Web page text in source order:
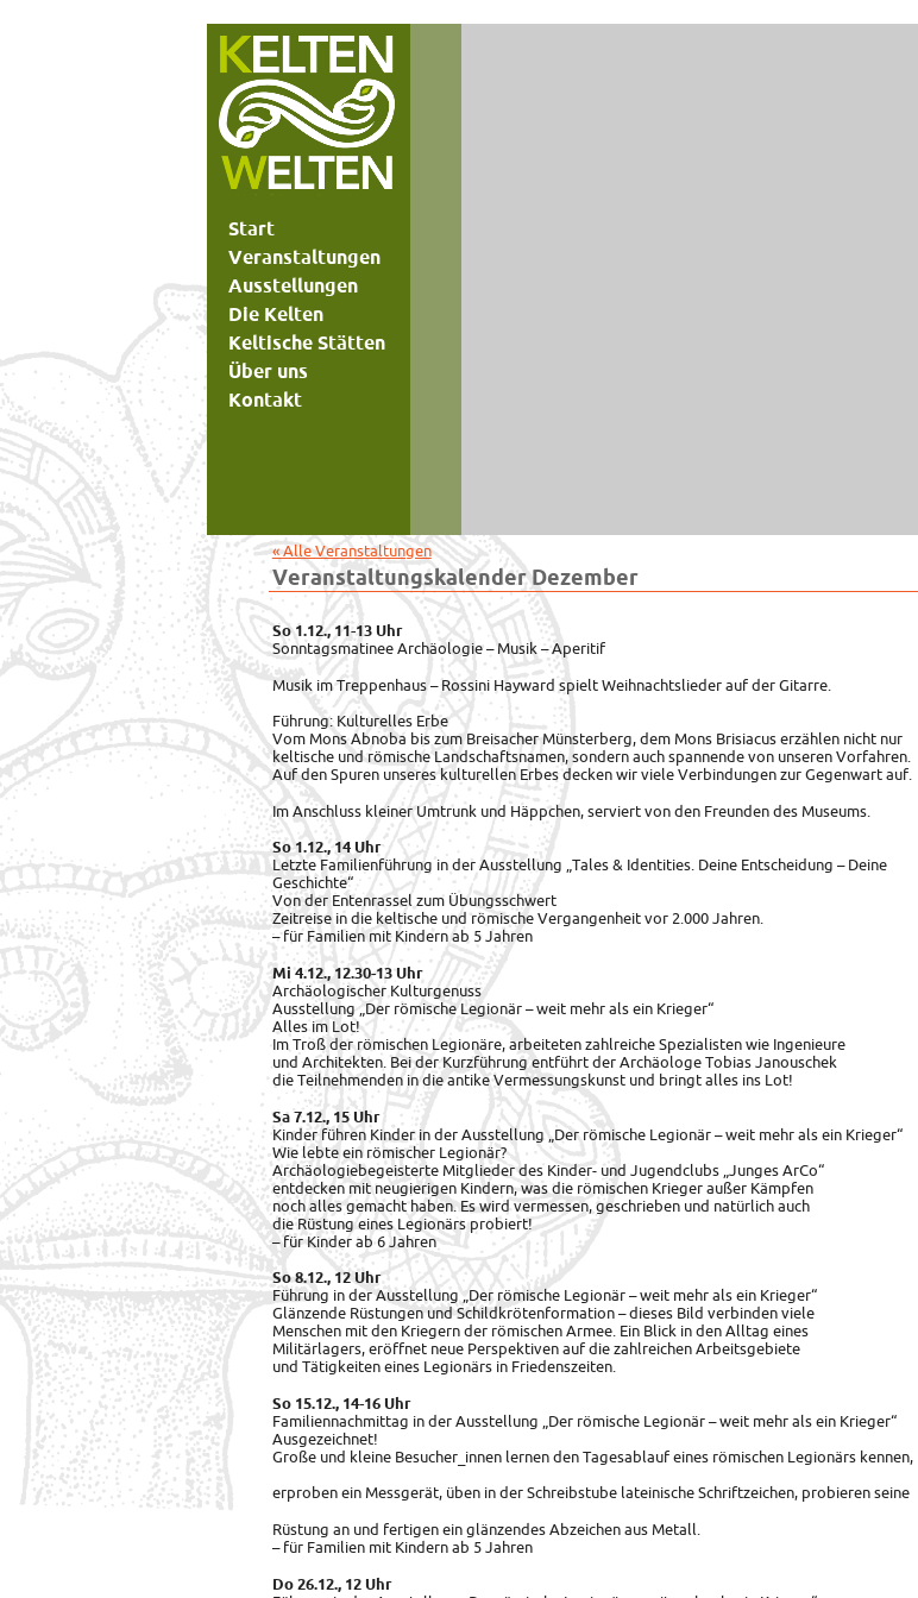
Start
Veranstaltungen
Ausstellungen
Die Kelten
Keltische Stätten
Über uns
Kontakt
« Alle Veranstaltungen
Veranstaltungskalender Dezember
So 1.12., 11-13 Uhr
Sonntagsmatinee Archäologie – Musik – Aperitif
Musik im Treppenhaus – Rossini Hayward spielt Weihnachtslieder auf der Gitarre.
Führung: Kulturelles Erbe
Vom Mons Abnoba bis zum Breisacher Münsterberg, dem Mons Brisiacus erzählen nicht nur
keltische und römische Landschaftsnamen, sondern auch spannende von unseren Vorfahren.
Auf den Spuren unseres kulturellen Erbes decken wir viele Verbindungen zur Gegenwart auf.
Im Anschluss kleiner Umtrunk und Häppchen, serviert von den Freunden des Museums.
So 1.12., 14 Uhr
Letzte Familienführung in der Ausstellung „Tales & Identities. Deine Entscheidung – Deine
Geschichte“
Von der Entenrassel zum Übungsschwert
Zeitreise in die keltische und römische Vergangenheit vor 2.000 Jahren.
– für Familien mit Kindern ab 5 Jahren
Mi 4.12., 12.30-13 Uhr
Archäologischer Kulturgenuss
Ausstellung „Der römische Legionär – weit mehr als ein Krieger“
Alles im Lot!
Im Troß der römischen Legionäre, arbeiteten zahlreiche Spezialisten wie Ingenieure
und Architekten. Bei der Kurzführung entführt der Archäologe Tobias Janouschek
die Teilnehmenden in die antike Vermessungskunst und bringt alles ins Lot!
Sa 7.12., 15 Uhr
Kinder führen Kinder in der Ausstellung „Der römische Legionär – weit mehr als ein Krieger“
Wie lebte ein römischer Legionär?
Archäologiebegeisterte Mitglieder des Kinder- und Jugendclubs „Junges ArCo“
entdecken mit neugierigen Kindern, was die römischen Krieger außer Kämpfen
noch alles gemacht haben. Es wird vermessen, geschrieben und natürlich auch
die Rüstung eines Legionärs probiert!
– für Kinder ab 6 Jahren
So 8.12., 12 Uhr
Führung in der Ausstellung „Der römische Legionär – weit mehr als ein Krieger“
Glänzende Rüstungen und Schildkrötenformation – dieses Bild verbinden viele
Menschen mit den Kriegern der römischen Armee. Ein Blick in den Alltag eines
Militärlagers, eröffnet neue Perspektiven auf die zahlreichen Arbeitsgebiete
und Tätigkeiten eines Legionärs in Friedenszeiten.
So 15.12., 14-16 Uhr
Familiennachmittag in der Ausstellung „Der römische Legionär – weit mehr als ein Krieger“
Ausgezeichnet!
Große und kleine Besucher_innen lernen den Tagesablauf eines römischen Legionärs kennen,
erproben ein Messgerät, üben in der Schreibstube lateinische Schriftzeichen, probieren seine
Rüstung an und fertigen ein glänzendes Abzeichen aus Metall.
– für Familien mit Kindern ab 5 Jahren
Do 26.12., 12 Uhr